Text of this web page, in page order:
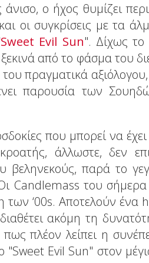
ο ήχος θυμίζει
οι συγκρίσεις με τα
Sweet Evil Sun". Δίχως το
από το φάσμα του
πραγματικά
παρουσία των
που μπορεί να
άλλωστε, δεν
βεληνεκούς, παρά το
Candlemass του σήμερα
‘00s. Αποτελούν ένα
ακόμη τη
πλέον λείπει η
"Sweet Evil Sun" στον